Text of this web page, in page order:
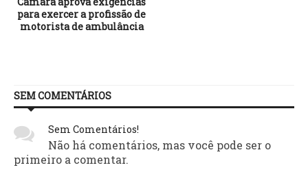
para exercer a profissão de
motorista de ambulância
SEM COMENTÁRIOS
Sem Comentários!
Não há comentários, mas você pode ser o
primeiro a comentar.